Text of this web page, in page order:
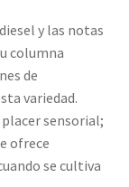
y las notas
columna
de
variedad.
sensorial;
ofrece
se cultiva